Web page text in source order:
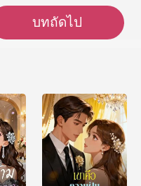
บทถัดไป